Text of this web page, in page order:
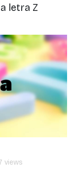
letra Z
views